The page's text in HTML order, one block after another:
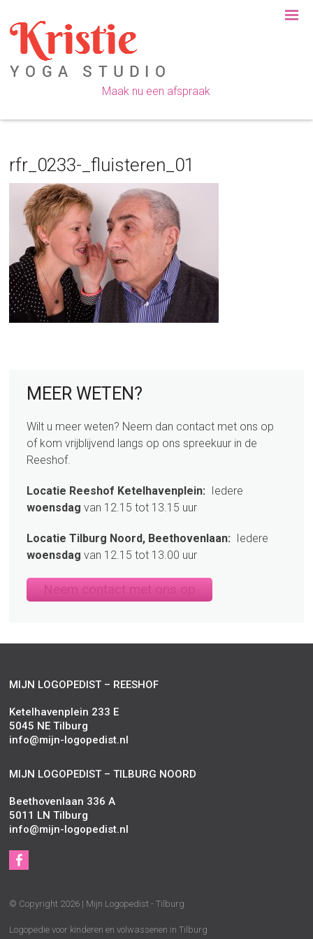
naar
hoofdnavigatie
naar
hoofd
inhoud
naar
eerste
sidebar
naar
voettekst
Maak nu een afspraak
rfr_0233-_fluisteren_01
sidebar
Page
Sidebar
MEER WETEN?
Wilt u meer weten? Neem dan contact met ons op
of kom vrijblijvend langs op ons spreekuur in de
Reeshof.
Locatie Reeshof Ketelhavenplein: Iedere
woensdag van 12.15 tot 13.15 uur
Locatie Tilburg Noord, Beethovenlaan: Iedere
woensdag van 12.15 tot 13.00 uur
Neem contact met ons op
MIJN LOGOPEDIST – REESHOF
Ketelhavenplein 233 E
5045 NE Tilburg
info@mijn-logopedist.nl
MIJN LOGOPEDIST – TILBURG NOORD
Beethovenlaan 336 A
5011 LN Tilburg
info@mijn-logopedist.nl
S
c
a
© Copyright 2026 | Mijn Logopedist - Tilburg
Logopedie voor kinderen en volwassenen in Tilburg